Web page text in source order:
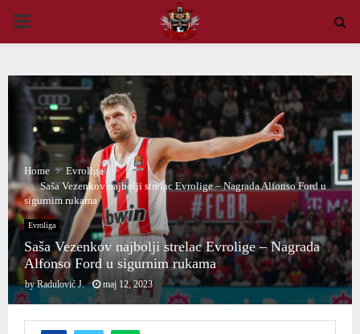
PRIMARY
Home
Evroliga
Saša Vezenkov najbolji strelac Evrolige – Nagrada Alfonso Ford u
sigurnim rukama
Evroliga
Saša Vezenkov najbolji strelac Evrolige – Nagrada
Alfonso Ford u sigurnim rukama
byRadulović J. maj 12, 2023